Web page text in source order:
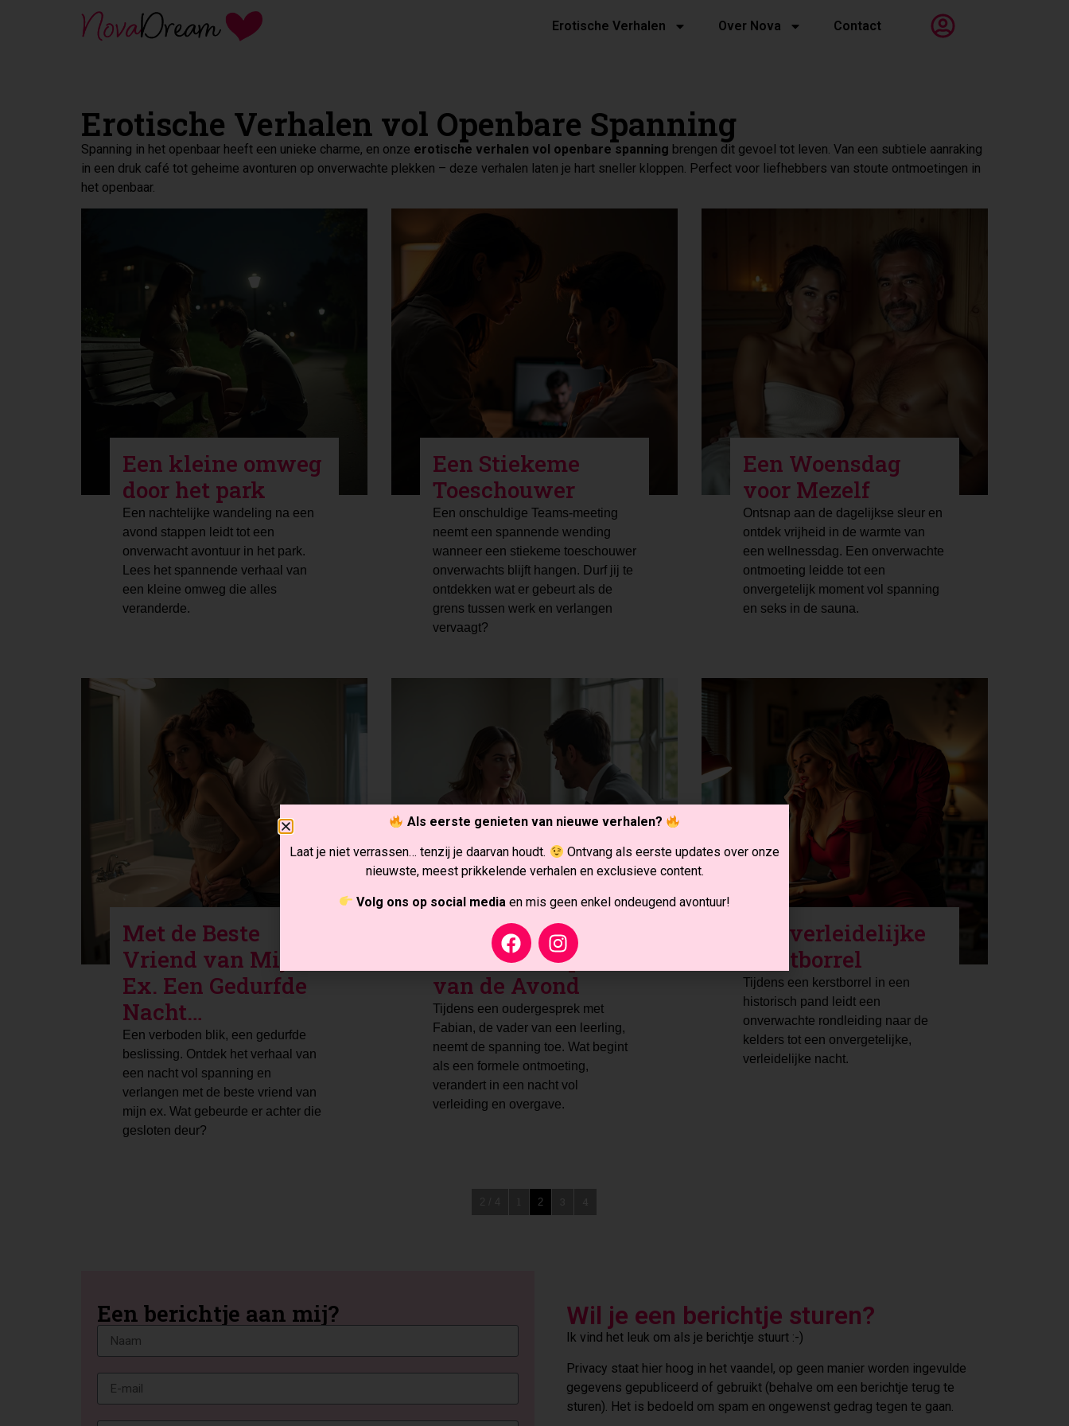
Erotische Verhalen Over Nova Contact
Erotische Verhalen vol Openbare Spanning
Spanning in het openbaar heeft een unieke charme, en onze erotische verhalen vol openbare spanning brengen dit gevoel tot leven. Van een subtiele aanraking
in een druk café tot geheime avonturen op onverwachte plekken – deze verhalen laten je hart sneller kloppen. Perfect voor liefhebbers van stoute ontmoetingen in
het openbaar.
Een kleine omweg
door het park
Een nachtelijke wandeling na een
avond stappen leidt tot een
onverwacht avontuur in het park.
Lees het spannende verhaal van
een kleine omweg die alles
veranderde.
Een Stiekeme
Toeschouwer
Een onschuldige Teams-meeting
neemt een spannende wending
wanneer een stiekeme toeschouwer
onverwachts blijft hangen. Durf jij te
ontdekken wat er gebeurt als de
grens tussen werk en verlangen
vervaagt?
Een Woensdag
voor Mezelf
Ontsnap aan de dagelijkse sleur en
ontdek vrijheid in de warmte van
een wellnessdag. Een onverwachte
ontmoeting leidde tot een
onvergetelijk moment vol spanning
en seks in de sauna.
Met de Beste
Vriend van Mijn
Ex. Een Gedurfde
Nacht…
Een verboden blik, een gedurfde
beslissing. Ontdek het verhaal van
een nacht vol spanning en
verlangen met de beste vriend van
mijn ex. Wat gebeurde er achter die
gesloten deur?
Het Laatste 10
minuten Gesprek
van de Avond
Tijdens een oudergesprek met
Fabian, de vader van een leerling,
neemt de spanning toe. Wat begint
als een formele ontmoeting,
verandert in een nacht vol
verleiding en overgave.
Een verleidelijke
kerstborrel
Tijdens een kerstborrel in een
historisch pand leidt een
onverwachte rondleiding naar de
kelders tot een onvergetelijke,
verleidelijke nacht.
2
Een berichtje aan mij? Wil je een berichtje sturen?
Ik vind het leuk om als je berichtje stuurt :-)
Privacy staat hier hoog in het vaandel, op geen manier worden ingevulde
gegevens gepubliceerd of gebruikt (behalve om een berichtje terug te
sturen). Het is bedoeld om spam en ongewenst gedrag tegen te gaan.
Als eerste genieten van nieuwe verhalen?
Laat je niet verrassen… tenzij je daarvan houdt.
Ontvang als eerste updates over onze
nieuwste, meest prikkelende verhalen en exclusieve content.
Volg ons op social media en mis geen enkel ondeugend avontuur!